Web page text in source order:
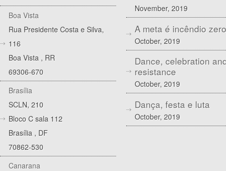
Boa Vista
Rua Presidente Costa e Silva,
116
Boa Vista , RR
69306-670
Brasília
SCLN, 210
Bloco C sala 112
Brasília , DF
70862-530
Canarana
November, 2019
A meta é incêndio zero
October, 2019
Dance, celebration
resistance
October, 2019
Dança, festa e luta
October, 2019